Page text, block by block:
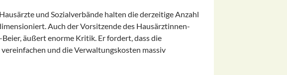
und Sozialverbände halten die derzeitige Anzahl
Auch der Vorsitzende des Hausärztinnen-
äußert enorme Kritik. Er fordert, dass die
und die Verwaltungskosten massiv